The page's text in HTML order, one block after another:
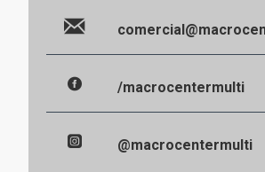
/macrocentermulti
@macrocentermulti